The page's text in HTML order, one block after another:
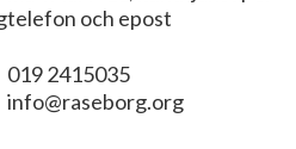
telefon och epost
019 2415035
info@raseborg.org